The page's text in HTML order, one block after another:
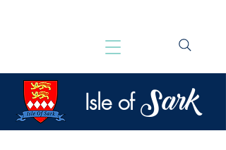
Isle of Sark